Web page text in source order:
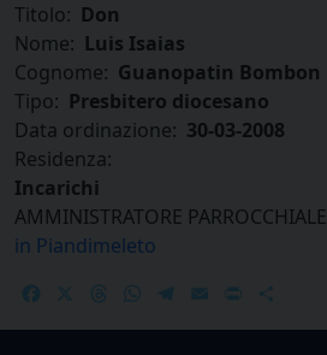
Titolo: Don
Nome: Luis Isaias
Cognome: Guanopatin Bombon
Tipo: Presbitero diocesano
Data ordinazione: 30-03-2008
Residenza:
Incarichi
AMMINISTRATORE PARROCCHIALE
in Piandimeleto
FacebookThreadsWhatsApp
Telegram
EmailPrint